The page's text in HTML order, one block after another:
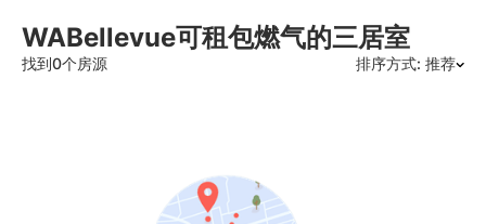
WABellevue可租包燃气的三居室
找到0个房源 排序方式: 推荐